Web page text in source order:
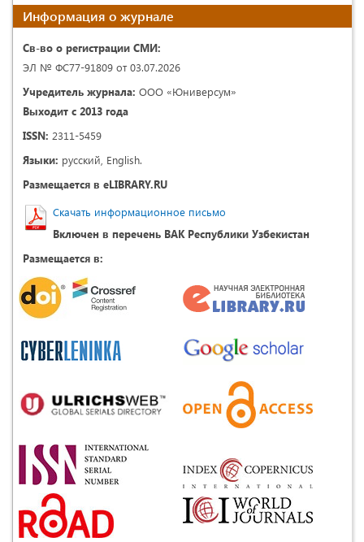
Информация о журнале
Св-во о регистрации СМИ:
ЭЛ № ФС77-91809 от 03.07.2026
Учредитель журнала: ООО «Юниверсум»
Выходит с 2013 года
ISSN: 2311-5459
Языки: русский, English.
Размещается в eLIBRARY.RU
Скачать информационное письмо
Включен в перечень ВАК Республики Узбекистан
Размещается в: